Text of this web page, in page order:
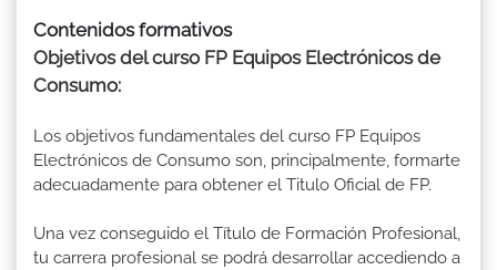
Contenidos formativos
Objetivos del curso FP Equipos Electrónicos de
Consumo:
Los objetivos fundamentales del curso FP Equipos
Electrónicos de Consumo son, principalmente, formarte
adecuadamente para obtener el Titulo Oficial de FP.
Una vez conseguido el Título de Formación Profesional,
tu carrera profesional se podrá desarrollar accediendo a